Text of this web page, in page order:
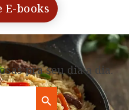
E-books
pra seu dia a dia.
Search Button